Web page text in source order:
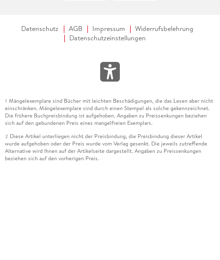
Datenschutz AGB Impressum
Widerrufsbelehrung
Datenschutzeinstellungen
1 Mängelexemplare sind Bücher mit leichten Beschädigungen, die das Lesen aber nicht
einschränken. Mängelexemplare sind durch einen Stempel als solche gekennzeichnet.
Die frühere Buchpreisbindung ist aufgehoben. Angaben zu Preissenkungen beziehen
sich auf den gebundenen Preis eines mangelfreien Exemplars.
2 Diese Artikel unterliegen nicht der Preisbindung, die Preisbindung dieser Artikel
wurde aufgehoben oder der Preis wurde vom Verlag gesenkt. Die jeweils zutreffende
Alternative wird Ihnen auf der Artikelseite dargestellt. Angaben zu Preissenkungen
beziehen sich auf den vorherigen Preis.